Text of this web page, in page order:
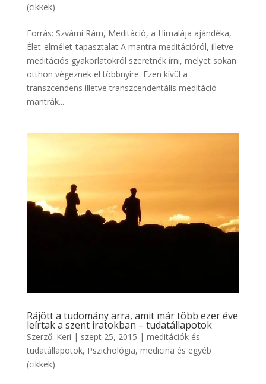
(cikkek)
Forrás: Szvámí Rám, Meditáció, a Himalája ajándéka,
Élet-elmélet-tapasztalat A mantra meditációról, illetve
meditációs gyakorlatokról szeretnék írni, melyet sokan
otthon végeznek el többnyire. Ezen kívül a
transzcendens illetve transzcendentális meditáció
mantrák...
Rájött a tudomány arra, amit már több ezer éve
leírtak a szent iratokban – tudatállapotok
Szerző: Keri | szept 25, 2015 | meditációk és
tudatállapotok, Pszichológia, medicina és egyéb
(cikkek)